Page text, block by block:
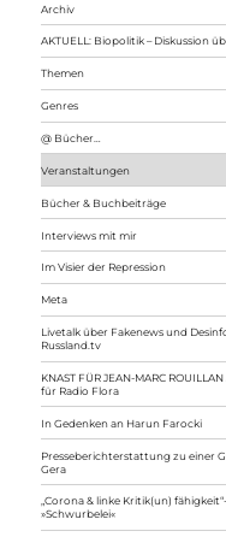
Archiv
AKTUELL: Biopolitik – Diskussion
Themen
Genres
@ Bücher…
Veranstaltungen
Bücher & Buchbeiträge
Interviews mit mir
Im Visier der Repression
Meta
Livetalk über Fakenews und
Russland.tv
KNAST FÜR JEAN-MARC
für Radio Flora
In Gedenken an Harun Farocki
Presseberichterstattung zu einer
Gera
„Corona & linke Kritik(un)
»Schwurbelei«